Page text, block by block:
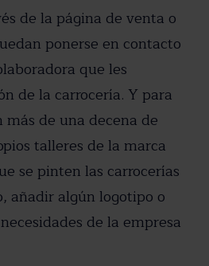
de la página de venta o
ponerse en contacto
que les
de la carrocería. Y para
de una decena de
talleres de la marca
se pinten las carrocerías
añadir algún logotipo o
de la empresa